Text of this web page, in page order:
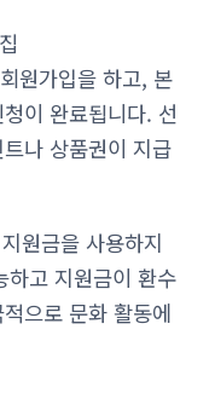
가입을 하고, 본
이 완료됩니다. 선
나 상품권이 지급
원금을 사용하지
하고 지원금이 환수
으로 문화 활동에